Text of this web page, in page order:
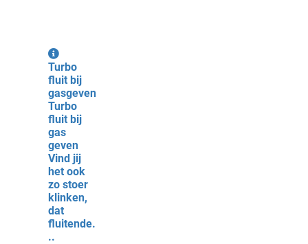
Turbo
fluit bij
gasgeven
Turbo
fluit bij
gas
geven
Vind jij
het ook
zo stoer
klinken,
dat
fluitende.
..